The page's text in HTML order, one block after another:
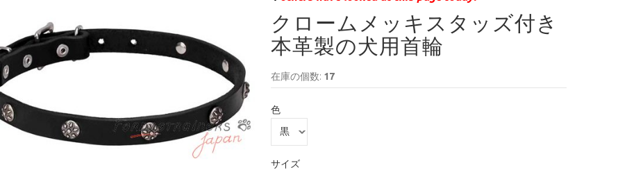
クロームメッキスタッズ付き
本革製の犬用首輪
在庫の個数: 17
色
サイズ